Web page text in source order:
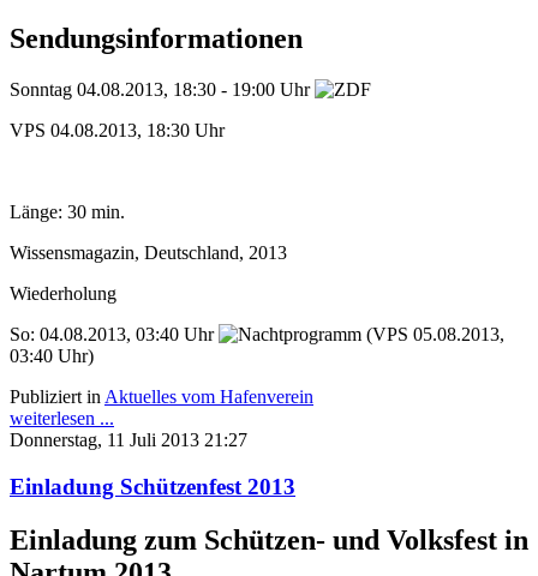
Sendungsinformationen
Sonntag 04.08.2013, 18:30 - 19:00 Uhr
VPS 04.08.2013, 18:30 Uhr
Länge: 30 min.
Wissensmagazin, Deutschland, 2013
Wiederholung
So: 04.08.2013, 03:40 Uhr
(VPS 05.08.2013,
03:40 Uhr)
Publiziert in Aktuelles vom Hafenverein
weiterlesen ...
Donnerstag, 11 Juli 2013 21:27
Einladung Schützenfest 2013
Einladung zum Schützen- und Volksfest in